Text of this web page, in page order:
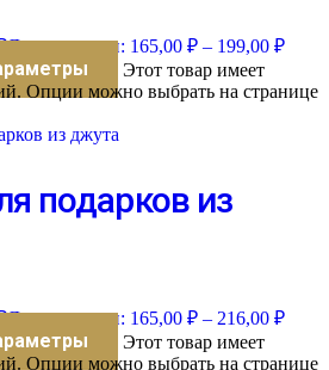
Диапазон цен: 165,00 ₽ – 199,00 ₽
Этот товар имеет
Опции можно выбрать на странице
подарков из
Диапазон цен: 165,00 ₽ – 216,00 ₽
Этот товар имеет
Опции можно выбрать на странице